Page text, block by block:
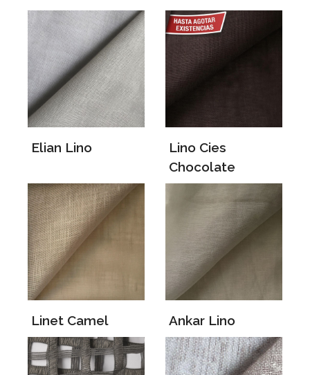
Elian Lino
Lino Cies
Chocolate
Linet Camel Ankar Lino